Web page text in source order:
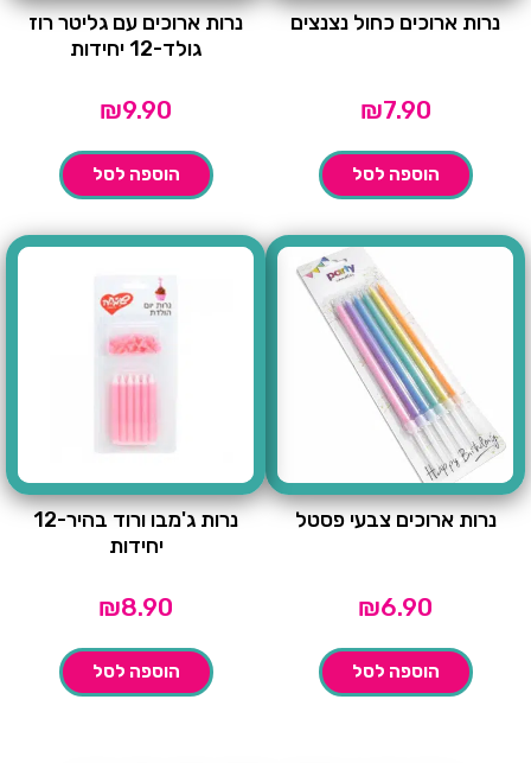
נרות ארוכים כחול נצנצים
₪7.90
הוספה לסל
נרות ארוכים עם גליטר רוז
גולד-12 יחידות
₪9.90
הוספה לסל
נרות ארוכים צבעי פסטל
₪6.90
הוספה לסל
נרות ג'מבו ורוד בהיר-12
יחידות
₪8.90
הוספה לסל